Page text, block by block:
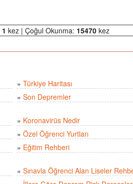
1 kez | Çoğul Okunma: 15470 kez
» Türkiye Haritası
» Son Depremler
» Koronavirüs Nedir
» Özel Öğrenci Yurtları
» Eğitim Rehberi
» Sınavla Öğrenci Alan Liseler